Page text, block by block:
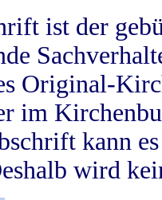
ist der
Original-
im
kann
wird